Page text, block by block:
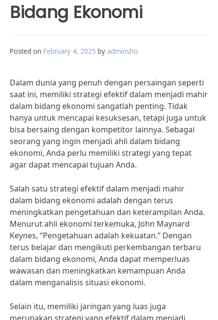
Bidang Ekonomi
Posted on February 4, 2025 by adminsho
Dalam dunia yang penuh dengan persaingan seperti
saat ini, memiliki strategi efektif dalam menjadi mahir
dalam bidang ekonomi sangatlah penting. Tidak
hanya untuk mencapai kesuksesan, tetapi juga untuk
bisa bersaing dengan kompetitor lainnya. Sebagai
seorang yang ingin menjadi ahli dalam bidang
ekonomi, Anda perlu memiliki strategi yang tepat
agar dapat mencapai tujuan Anda.
Salah satu strategi efektif dalam menjadi mahir
dalam bidang ekonomi adalah dengan terus
meningkatkan pengetahuan dan keterampilan Anda.
Menurut ahli ekonomi terkemuka, John Maynard
Keynes, “Pengetahuan adalah kekuatan.” Dengan
terus belajar dan mengikuti perkembangan terbaru
dalam bidang ekonomi, Anda dapat memperluas
wawasan dan meningkatkan kemampuan Anda
dalam menganalisis situasi ekonomi.
Selain itu, memiliki jaringan yang luas juga